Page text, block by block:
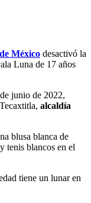
México desactivó la
Luna de 17 años
junio de 2022,
alcaldía
blusa blanca de
tenis blancos en el
tiene un lunar en